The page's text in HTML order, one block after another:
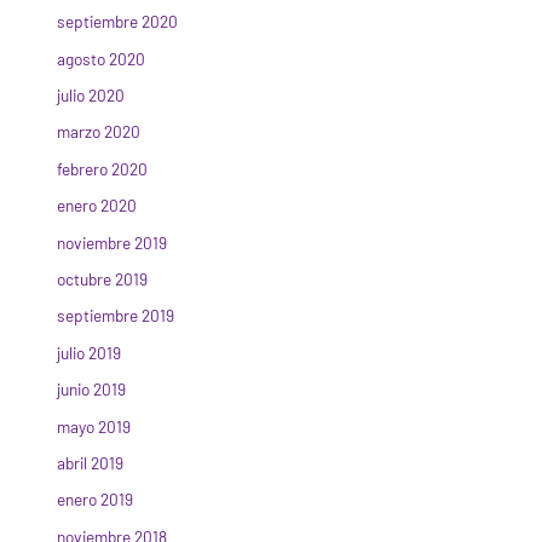
septiembre 2020
agosto 2020
julio 2020
marzo 2020
febrero 2020
enero 2020
noviembre 2019
octubre 2019
septiembre 2019
julio 2019
junio 2019
mayo 2019
abril 2019
enero 2019
noviembre 2018